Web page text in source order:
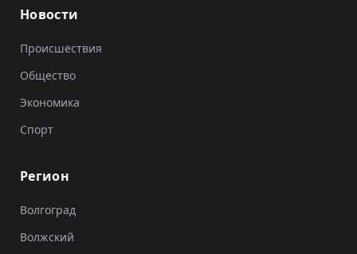
Новости
Происшествия
Общество
Экономика
Спорт
Регион
Волгоград
Волжский